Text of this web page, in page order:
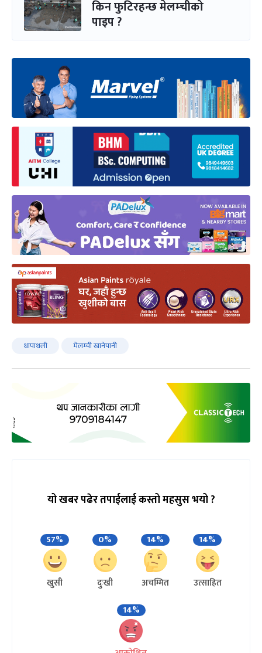
किन फुटिरहन्छ मेलम्चीको
पाइप ?
थापाथली मेलम्ची खानेपानी
यो खबर पढेर तपाईलाई कस्तो महसुस भयो ?
57%
खुसी
0%
दुःखी
14%
अचम्मित
14%
उत्साहित
14%